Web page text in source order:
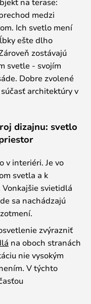
medzi
Ich svetlo mení
ešte dlho
zostávajú
svetle - svojím
Dobre zvolené
architektúry v
dizajnu: svetlo
v interiéri. Je vo
svetla a k
svietidlá
sa nachádzajú
zvýrazniť
na oboch stranách
nie vysokým
V týchto